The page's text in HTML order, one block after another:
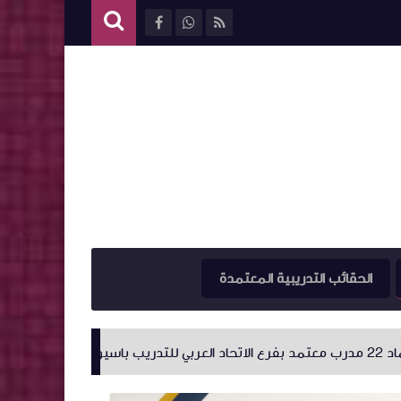
الحقائب التدريبية المعتمدة
اعتماد (٢٧) مدرب معتمد جديد بدولة ليبيا